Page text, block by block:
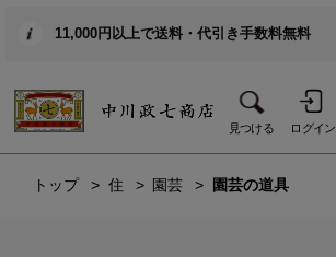
11,000円以上で送料・代引き手数料無料
見つける ログイン
トップ 住 園芸 園芸の道具